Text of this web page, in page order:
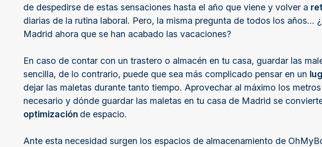
de despedirse de estas sensaciones hasta el año que viene y volver a
diarias de la rutina laboral. Pero, la misma pregunta de todos los años…
Madrid ahora que se han acabado las vacaciones?
En caso de contar con un trastero o almacén en tu casa, guardar las
sencilla, de lo contrario, puede que sea más complicado pensar en un
dejar las maletas durante tanto tiempo. Aprovechar al máximo los
necesario y dónde guardar las maletas en tu casa de Madrid se
optimización de espacio.
Ante esta necesidad surgen los espacios de almacenamiento de